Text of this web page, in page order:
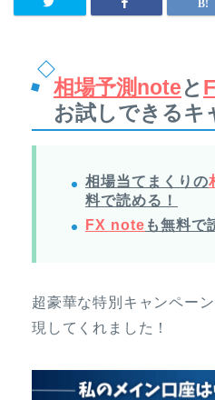
相場予測noteと
お試しできるキ
相場当てまくりの
料で読める！
FX note も無料で
超豪華な特別キャンペー
現してくれました！